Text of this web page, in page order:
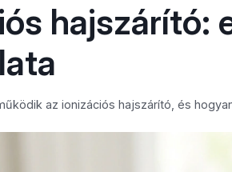
hajszárító:
az ionizációs hajszárító, és